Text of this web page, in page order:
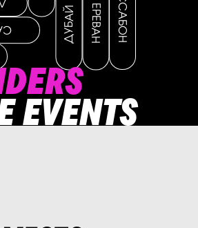
ЕРЕВАН
ДУБАЙ
EVENTS